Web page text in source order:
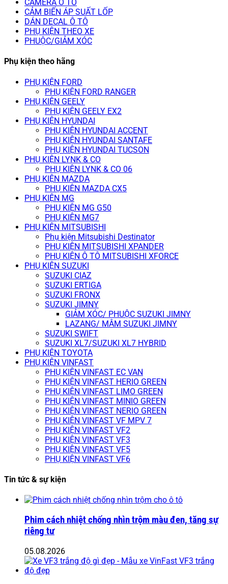
CAMERA Ô TÔ
CẢM BIẾN ÁP SUẤT LỐP
DÁN DECAL Ô TÔ
PHỤ KIỆN THEO XE
PHUỘC/GIẢM XÓC
Phụ kiện theo hãng
PHỤ KIỆN FORD
PHỤ KIỆN FORD RANGER
PHỤ KIỆN GEELY
PHỤ KIỆN GEELY EX2
PHỤ KIỆN HYUNDAI
PHỤ KIỆN HYUNDAI ACCENT
PHỤ KIỆN HYUNDAI SANTAFE
PHỤ KIỆN HYUNDAI TUCSON
PHỤ KIỆN LYNK & CO
PHỤ KIỆN LYNK & CO 06
PHỤ KIỆN MAZDA
PHỤ KIỆN MAZDA CX5
PHỤ KIỆN MG
PHỤ KIỆN MG G50
PHỤ KIỆN MG7
PHỤ KIỆN MITSUBISHI
Phụ kiện Mitsubishi Destinator
PHỤ KIỆN MITSUBISHI XPANDER
PHỤ KIỆN Ô TÔ MITSUBISHI XFORCE
PHỤ KIỆN SUZUKI
SUZUKI CIAZ
SUZUKI ERTIGA
SUZUKI FRONX
SUZUKI JIMNY
GIẢM XÓC/ PHUỘC SUZUKI JIMNY
LAZANG/ MÂM SUZUKI JIMNY
SUZUKI SWIFT
SUZUKI XL7/SUZUKI XL7 HYBRID
PHỤ KIỆN TOYOTA
PHỤ KIỆN VINFAST
PHỤ KIỆN VINFAST EC VAN
PHỤ KIỆN VINFAST HERIO GREEN
PHỤ KIỆN VINFAST LIMO GREEN
PHỤ KIỆN VINFAST MINIO GREEN
PHỤ KIỆN VINFAST NERIO GREEN
PHỤ KIỆN VINFAST VF MPV 7
PHỤ KIỆN VINFAST VF2
PHỤ KIỆN VINFAST VF3
PHỤ KIỆN VINFAST VF5
PHỤ KIỆN VINFAST VF6
Tin tức & sự kiện
Phim cách nhiệt chống nhìn trộm màu đen, tăng sự
riêng tư
05.08.2026